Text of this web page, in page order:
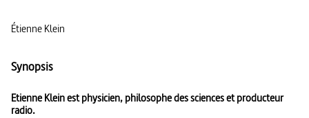
Étienne Klein
Synopsis
Etienne Klein est physicien, philosophe des sciences et producteur
radio.